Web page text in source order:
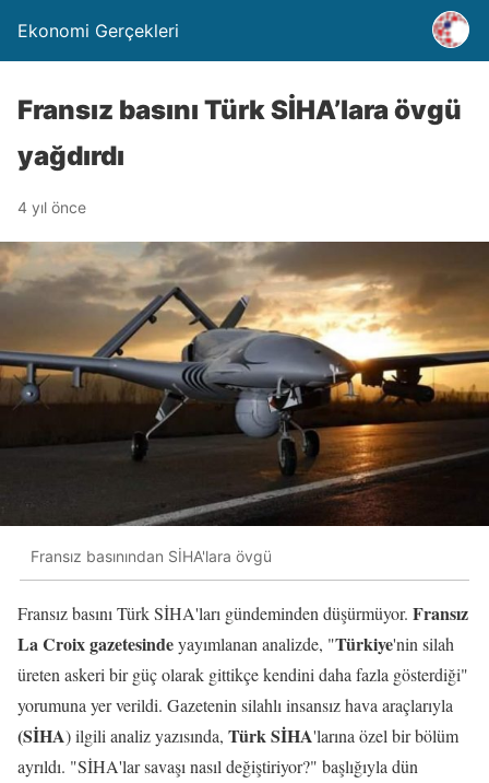
Ekonomi Gerçekleri
Fransız basını Türk SİHA’lara övgü
yağdırdı
4 yıl önce
Fransız basınından SİHA'lara övgü
Fransız basını Türk SİHA'ları gündeminden düşürmüyor. Fransız
La Croix gazetesindeyayımlanan analizde, "Türkiye'nin silah
üreten askeri bir güç olarak gittikçe kendini daha fazla gösterdiği"
yorumuna yer verildi. Gazetenin silahlı insansız hava araçlarıyla
(SİHA) ilgili analiz yazısında, Türk SİHA'larına özel bir bölüm
ayrıldı. "SİHA'lar savaşı nasıl değiştiriyor?" başlığıyla dün